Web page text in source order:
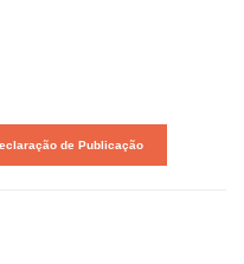
de Publicação